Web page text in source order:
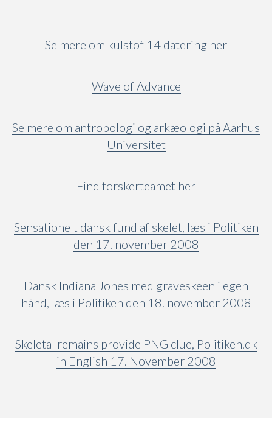
Se mere om kulstof 14 datering her
Wave of Advance
Se mere om antropologi og arkæologi på Aarhus
Universitet
Find forskerteamet her
Sensationelt dansk fund af skelet, læs i Politiken
den 17. november 2008
Dansk Indiana Jones med graveskeen i egen
hånd, læs i Politiken den 18. november 2008
Skeletal remains provide PNG clue, Politiken.dk
in English 17. November 2008